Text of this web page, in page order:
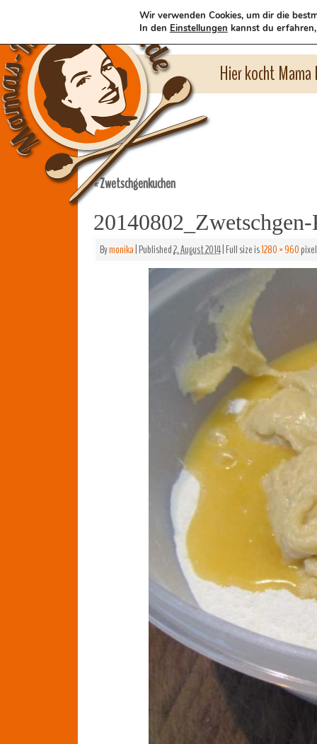
Hier kocht
«Zwetschgenkuchen
Bymonika|Published2. August 2014|Full size is1280 × 960
Wir verwenden Cookies, um dir die
In den Einstellungen kannst du